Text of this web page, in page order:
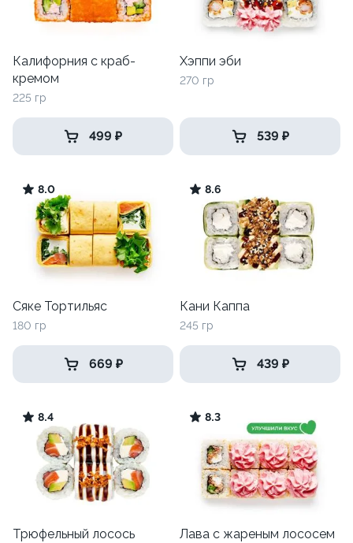
Калифорния с краб-
кремом
225 гр
499 ₽
Хэппи эби
270 гр
539 ₽
8.0
Сяке Тортильяс
180 гр
669 ₽
8.6
Кани Каппа
245 гр
439 ₽
8.4
Трюфельный лосось
8.3
Лава с жареным лососем